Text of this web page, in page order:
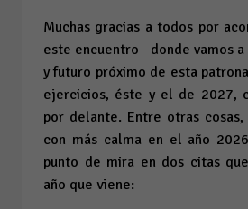
Muchas gracias a todos por
este encuentro donde vamos
y futuro próximo de esta
ejercicios, éste y el de 2027,
por delante. Entre otras
con más calma en el año
punto de mira en dos citas
año que viene: